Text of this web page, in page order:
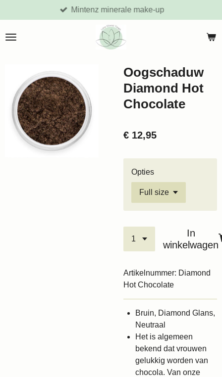
direct
naar
Mintenz minerale make-up
Oogschaduw
Diamond Hot
Chocolate
€ 12,95
Opties
In
winkelwagen
Artikelnummer: Diamond
Hot Chocolate
Bruin, Diamond Glans,
Neutraal
Het is algemeen
bekend dat vrouwen
gelukkig worden van
chocola. Van onze